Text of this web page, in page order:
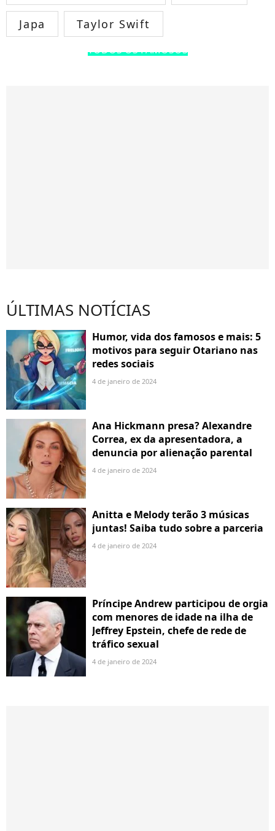
Japa Taylor Swift
TODOS OS FAMOSOS
ÚLTIMAS NOTÍCIAS
Humor, vida dos famosos e mais: 5
motivos para seguir Otariano nas
redes sociais
4 de janeiro de 2024
Ana Hickmann presa? Alexandre
Correa, ex da apresentadora, a
denuncia por alienação parental
4 de janeiro de 2024
Anitta e Melody terão 3 músicas
juntas! Saiba tudo sobre a parceria
4 de janeiro de 2024
Príncipe Andrew participou de orgia
com menores de idade na ilha de
Jeffrey Epstein, chefe de rede de
tráfico sexual
4 de janeiro de 2024